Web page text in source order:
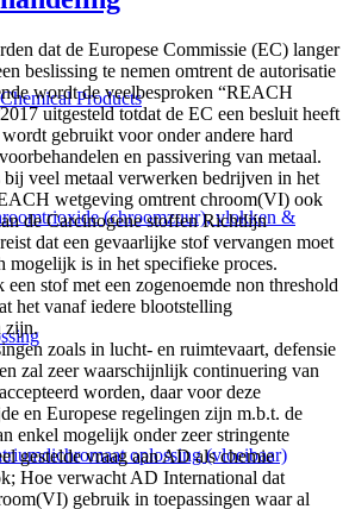
Products
(chroomzuur), vlokken &
oplossing (vloeibaar)
dat de Europese Commissie (EC) langer
beslissing te nemen omtrent de autorisatie
wordt de veelbesproken “REACH
uitgesteld totdat de EC een besluit heeft
gebruikt voor onder andere hard
en passivering van metaal.
bij veel metaal verwerken bedrijven in het
wetgeving omtrent chroom(VI) ook
de Carcinogene stoffen Richtlijn
dat een gevaarlijke stof vervangen moet
mogelijk is in het specifieke proces.
stof met een zogenoemde non threshold
het vanaf iedere blootstelling
zijn.
zoals in lucht- en ruimtevaart, defensie
zal zeer waarschijnlijk continuering van
worden, daar voor deze
en Europese regelingen zijn m.b.t. de
enkel mogelijk onder zeer stringente
gestelde vraag aan AD als chemie
Hoe verwacht AD International dat
gebruik in toepassingen waar al